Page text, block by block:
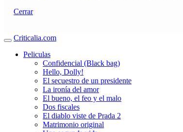
Cerrar
Criticalia.com
Peliculas
Confidencial (Black bag)
Hello, Dolly!
El secuestro de un presidente
La ironía del amor
El bueno, el feo y el malo
Dos fiscales
El diablo viste de Prada 2
Matrimonio original